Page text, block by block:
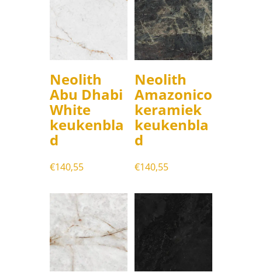
Neolith
Abu Dhabi
White
keukenbla
d
€140,55
Neolith
Amazonico
keramiek
keukenbla
d
€140,55